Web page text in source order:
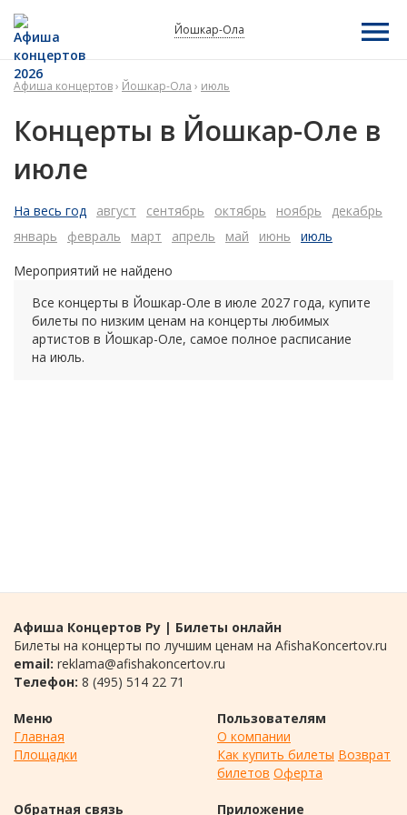
Йошкар-Ола
Афиша концертов› Йошкар-Ола › июль
Концерты в Йошкар-Оле в
июле
На весь год август сентябрь октябрь ноябрь
декабрь
январь
февраль март апрель май июнь
июль
Мероприятий не найдено
Все концерты в Йошкар-Оле в июле 2027 года, купите
билеты по низким ценам на концерты любимых
артистов в Йошкар-Оле, самое полное расписание
на июль.
Афиша Концертов Ру | Билеты онлайн
Билеты на концерты по лучшим ценам на AfishaKoncertov.ru
email: reklama@afishakoncertov.ru
Телефон: 8 (495) 514 22 71
Меню
Главная
Площадки
Пользователям
О компании
Как купить билеты Возврат
билетов Оферта
Обратная связь Приложение